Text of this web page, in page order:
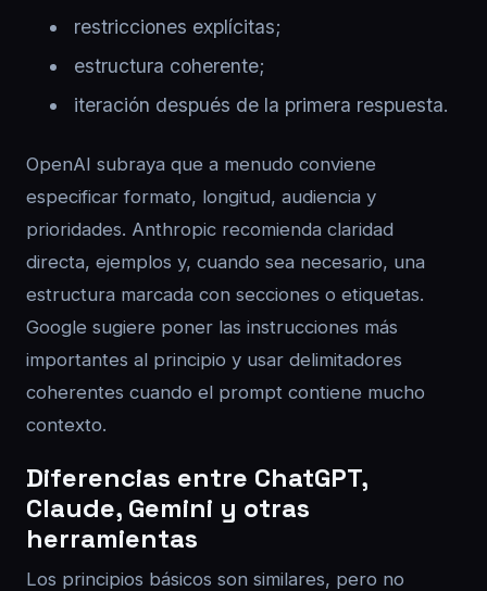
restricciones explícitas;
estructura coherente;
iteración después de la primera respuesta.
OpenAI subraya que a menudo conviene
especificar formato, longitud, audiencia y
prioridades. Anthropic recomienda claridad
directa, ejemplos y, cuando sea necesario, una
estructura marcada con secciones o etiquetas.
Google sugiere poner las instrucciones más
importantes al principio y usar delimitadores
coherentes cuando el prompt contiene mucho
contexto.
Diferencias entre ChatGPT,
Claude, Gemini y otras
herramientas
Los principios básicos son similares, pero no